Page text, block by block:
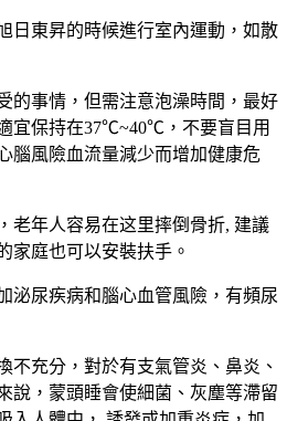
日東昇的時候進行室內運動，如散
的事情，但需注意泡澡時間，最好
宜保持在37℃~40℃，不要盲目用
腦風險血流量減少而增加健康危
老年人容易在这里摔倒骨折, 建議
家庭也可以安裝扶手。
泌尿疾病和腦心血管風險，有頻尿
不充分，對於有支氣管炎、鼻炎、
說，蒙頭睡會使細菌、灰塵等滯留